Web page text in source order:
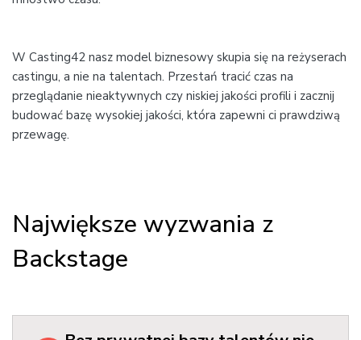
W Casting42 nasz model biznesowy skupia się na reżyserach
castingu, a nie na talentach. Przestań tracić czas na
przeglądanie nieaktywnych czy niskiej jakości profili i zacznij
budować bazę wysokiej jakości, która zapewni ci prawdziwą
przewagę.
Największe wyzwania z
Backstage